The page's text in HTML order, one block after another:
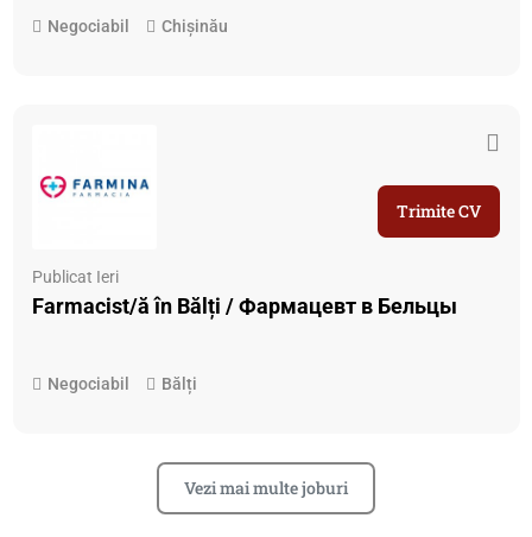
Negociabil Chișinău
Publicat Ieri
Farmacist/ă în Bălți / Фармацевт в Бельцы
Negociabil Bălți
Trimite CV
Vezi mai multe joburi